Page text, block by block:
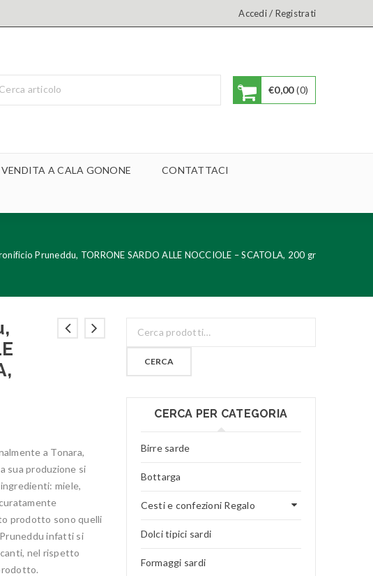
Accedi/ Registrati
€0,00 0
A CALA GONONE CONTATTACI
Pruneddu, TORRONE SARDO ALLE NOCCIOLE – SCATOLA, 200 gr
a Tonara,
sua produzione si
miele,
prodotto sono quelli
infatti si
nel rispetto
CERCA
CERCA PER CATEGORIA
Birre sarde
Bottarga
Cesti e confezioni Regalo
Dolci tipici sardi
Formaggi sardi